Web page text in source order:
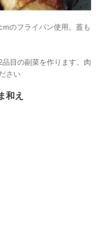
のフライパン使用。蓋も
目の副菜を作ります。肉
さい
和え